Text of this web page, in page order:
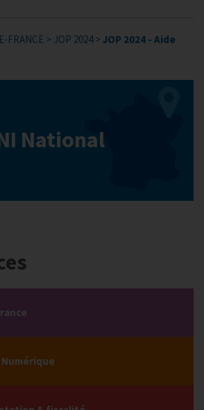
FRANCE > JOP 2024 > JOP 2024 - Aide
National